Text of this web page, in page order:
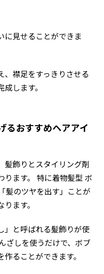
に見せることができま
、襟足をすっきりさせる
します。
るおすすめヘアアイ
髪飾りとスタイリング剤
ます。 特に着物髪型 ボ
髪のツヤを出す」ことが
ます。
」と呼ばれる髪飾りが使
ざしを使うだけで、ボブ
ることができます。